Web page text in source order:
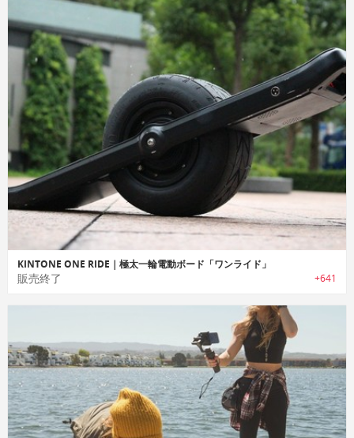
KINTONE ONE RIDE｜極太一輪電動ボード「ワンライド」
販売終了 +641